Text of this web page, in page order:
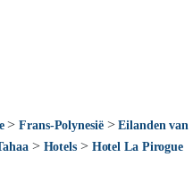
>Frans-Polynesië>Eilanden van
> Hotels> Hotel La Pirogue